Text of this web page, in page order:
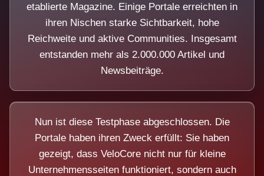
etablierte Magazine. Einige Portale erreichten in
ihren Nischen starke Sichtbarkeit, hohe
Reichweite und aktive Communities. Insgesamt
entstanden mehr als 2.000.000 Artikel und
Newsbeiträge.
Nun ist diese Testphase abgeschlossen. Die
Portale haben ihren Zweck erfüllt: Sie haben
gezeigt, dass VeloCore nicht nur für kleine
Unternehmensseiten funktioniert, sondern auch